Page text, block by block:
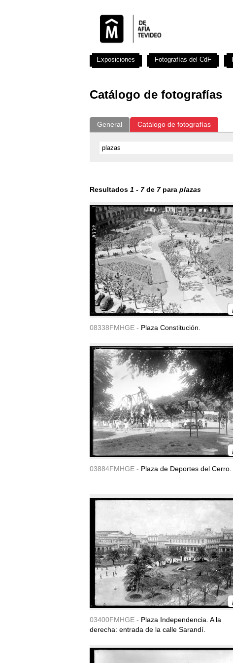
Catálogo de fotografías
General Catálogo de fotografías
Resultados 1 - 7de 7para plazas
08338FMHGE - Plaza Constitución.
03884FMHGE - Plaza de Deportes del Cerro.
03400FMHGE - Plaza Independencia. A la
derecha: entrada de la calle Sarandí.
Exposiciones Fotografías del CdF